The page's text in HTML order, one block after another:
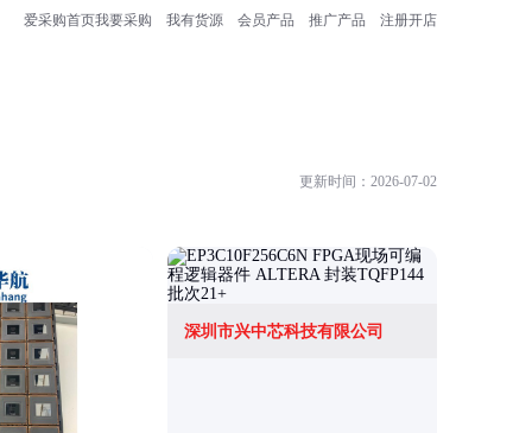
爱采购首页我要采购 我有货源 会员产品 推广产品 注册开店
更新时间：2026-07-02
深圳市兴中芯科技有限公司